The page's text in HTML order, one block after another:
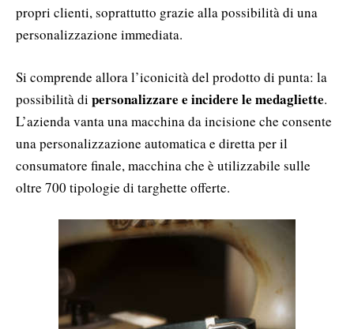
propri clienti, soprattutto grazie alla possibilità di una
personalizzazione immediata.
Si comprende allora l’iconicità del prodotto di punta: la
possibilità di personalizzare e incidere le medagliette.
L’azienda vanta una macchina da incisione che consente
una personalizzazione automatica e diretta per il
consumatore finale, macchina che è utilizzabile sulle
oltre 700 tipologie di targhette offerte.